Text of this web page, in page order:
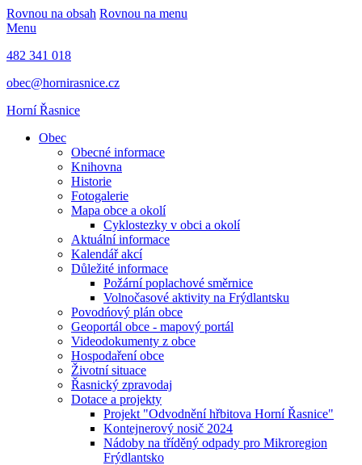
Rovnou na obsah Rovnou na menu
Menu
482 341 018
obec@hornirasnice.cz
Horní Řasnice
Obec
Obecné informace
Knihovna
Historie
Fotogalerie
Mapa obce a okolí
Cyklostezky v obci a okolí
Aktuální informace
Kalendář akcí
Důležité informace
Požární poplachové směrnice
Volnočasové aktivity na Frýdlantsku
Povodńový plán obce
Geoportál obce - mapový portál
Videodokumenty z obce
Hospodaření obce
Životní situace
Řasnický zpravodaj
Dotace a projekty
Projekt "Odvodnění hřbitova Horní Řasnice"
Kontejnerový nosič 2024
Nádoby na tříděný odpady pro Mikroregion
Frýdlantsko